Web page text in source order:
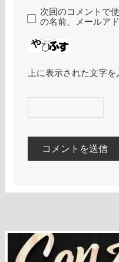
次回のコメントで
の名前、メールア
上に表示された文字を